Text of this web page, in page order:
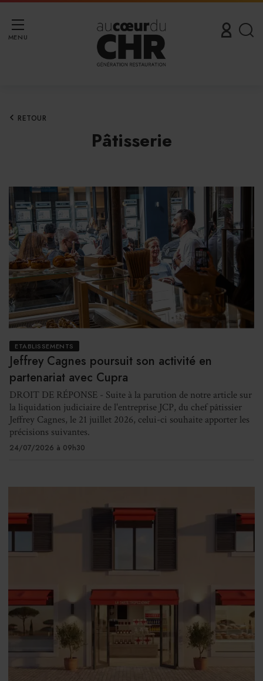
MENU
RETOUR
Pâtisserie
ETABLISSEMENTS
Jeffrey Cagnes poursuit son activité en
partenariat avec Cupra
DROIT DE RÉPONSE - Suite à la parution de notre article sur
la liquidation judiciaire de l'entreprise JCP, du chef pâtissier
Jeffrey Cagnes, le 21 juillet 2026, celui-ci souhaite apporter les
précisions suivantes.
24/07/2026 à 09h30